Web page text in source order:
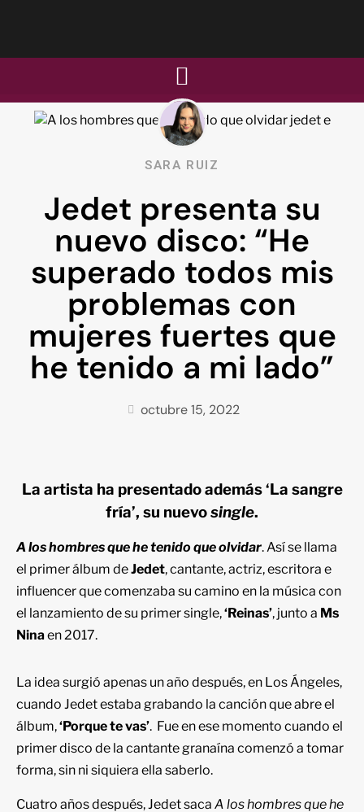
SARA RUIZ
Jedet presenta su
nuevo disco: “He
superado todos mis
problemas con
mujeres fuertes que
he tenido a mi lado”
octubre 15, 2022
La artista ha presentado además ‘La sangre
fría’, su nuevosingle.
A los hombres que he tenido que olvidar. Así se llama
el primer álbum deJedet, cantante, actriz, escritora e
influencer que comenzaba su camino en la música con
el lanzamiento de su primer single,‘Reinas’, junto a Ms
Ninaen 2017.
La idea surgió apenas un año después, en Los Ángeles,
cuando Jedet estaba grabando la canción que abre el
álbum,‘Porque te vas’. Fue en ese momento cuando el
primer disco de la cantante granaína comenzó a tomar
forma, sin ni siquiera ella saberlo.
Cuatro años después, Jedet saca A los hombres que he